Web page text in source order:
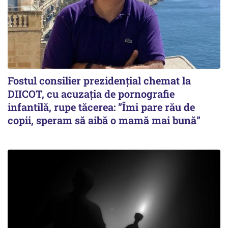
Fostul consilier prezidențial chemat la
DIICOT, cu acuzația de pornografie
infantilă, rupe tăcerea: ”Îmi pare rău de
copii, speram să aibă o mamă mai bună”